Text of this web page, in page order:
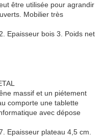
être utilisée pour agrandir
Mobilier très
Epaisseur bois 3. Poids net
massif et un piétement
comporte une tablette
avec dépose
Epaisseur plateau 4,5 cm.